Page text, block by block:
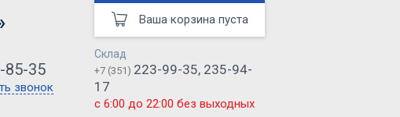
85-35
звонок
Склад
+7 (351) 223-99-35, 235-94-
17
с 6:00 до 22:00 без выходных
Ваша корзина пуста